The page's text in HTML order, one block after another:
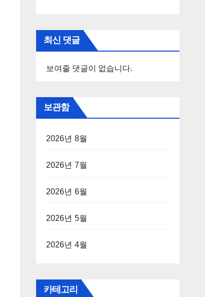
최신 댓글
보여줄 댓글이 없습니다.
보관함
2026년 8월
2026년 7월
2026년 6월
2026년 5월
2026년 4월
카테고리